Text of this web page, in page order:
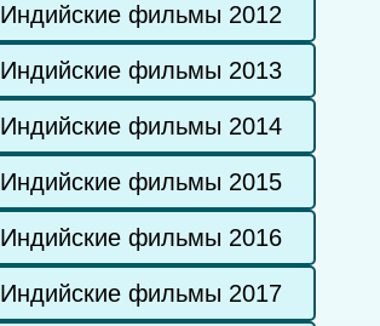
Индийские фильмы 2012
Индийские фильмы 2013
Индийские фильмы 2014
Индийские фильмы 2015
Индийские фильмы 2016
Индийские фильмы 2017